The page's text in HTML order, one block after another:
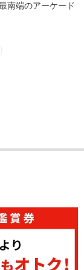
南端のアーケード